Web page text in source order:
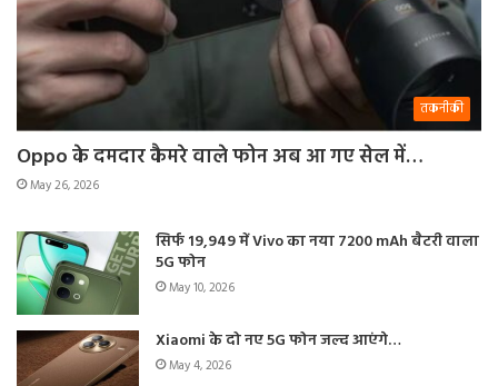
तकनीकी
Oppo के दमदार कैमरे वाले फोन अब आ गए सेल में…
May 26, 2026
सिर्फ 19,949 में Vivo का नया 7200 mAh बैटरी वाला
5G फोन
May 10, 2026
Xiaomi के दो नए 5G फोन जल्द आएंगे…
May 4, 2026